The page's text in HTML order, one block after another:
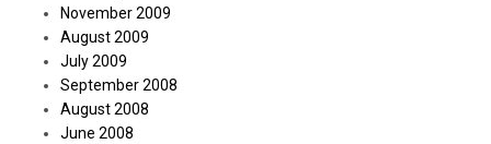
November 2009
August 2009
July 2009
September 2008
August 2008
June 2008